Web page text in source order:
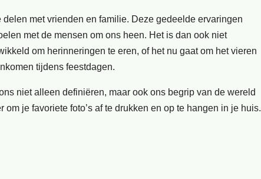
met vrienden en familie. Deze gedeelde ervaringen
met de mensen om ons heen. Het is dan ook niet
om herinneringen te eren, of het nu gaat om het vieren
tijdens feestdagen.
niet alleen definiëren, maar ook ons begrip van de wereld
om je favoriete foto’s af te drukken en op te hangen in je huis.